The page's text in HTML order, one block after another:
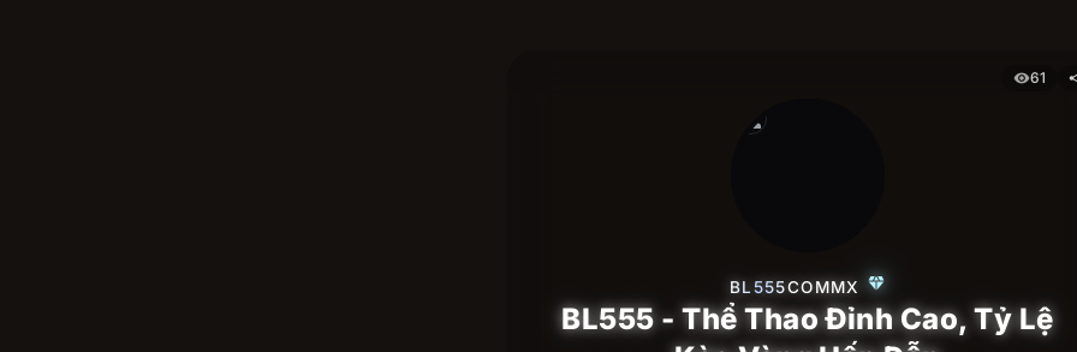
visibility61
person
BL555COMMX diamond
BL555 - Thể Thao Đỉnh Cao, Tỷ Lệ